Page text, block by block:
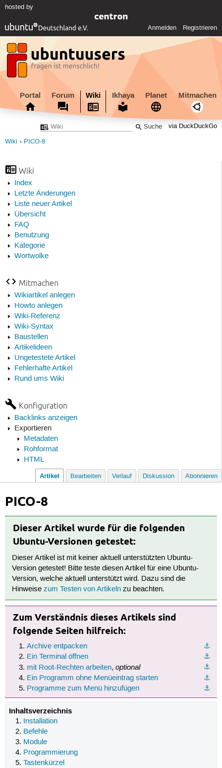
hosted by
Anmelden Registrieren
Portal Forum Wiki Ikhaya Planet Mitmachen
via DuckDuckGo
Wiki PICO-8
Wiki
Index
Letzte Änderungen
Liste neuer Artikel
Übersicht
FAQ
Benutzung
Kategorie
Wortwolke
Mitmachen
Wikiartikel anlegen
Howto anlegen
Wiki-Referenz
Wiki-Syntax
Baustellen
Artikelideen
Ungetestete Artikel
Fehlerhafte Artikel
Rund ums Wiki
Konfiguration
Backlinks anzeigen
Exportieren
Metadaten
Rohformat
HTML
Artikel Bearbeiten Verlauf Diskussion Abonnieren
PICO-8
Dieser Artikel wurde für die folgenden
Ubuntu-Versionen getestet:
Dieser Artikel ist mit keiner aktuell unterstützten Ubuntu-
Version getestet! Bitte teste diesen Artikel für eine Ubuntu-
Version, welche aktuell unterstützt wird. Dazu sind die
Hinweisezum Testen von Artikeln zu beachten.
Zum Verständnis dieses Artikels sind
folgende Seiten hilfreich:
⚓︎
Archive entpacken
⚓︎
Ein Terminal öffnen
⚓︎
mit Root-Rechten arbeiten, optional
⚓︎
Ein Programm ohne Menüeintrag starten
⚓︎
Programme zum Menü hinzufügen
Inhaltsverzeichnis
Installation
Befehle
Module
Programmierung
Tastenkürzel